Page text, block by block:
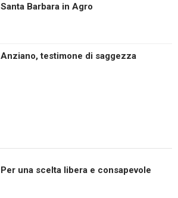
Santa Barbara in Agro
Anziano, testimone di saggezza
Per una scelta libera e consapevole